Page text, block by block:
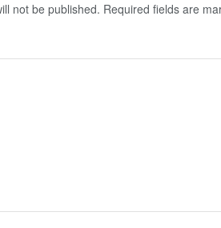
not be published. Required fields are